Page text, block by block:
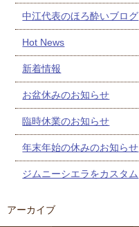
中江代表のほろ酔いブログ
Hot News
新着情報
お盆休みのお知らせ
臨時休業のお知らせ
年末年始の休みのお知らせ
ジムニーシエラをカスタム
アーカイブ